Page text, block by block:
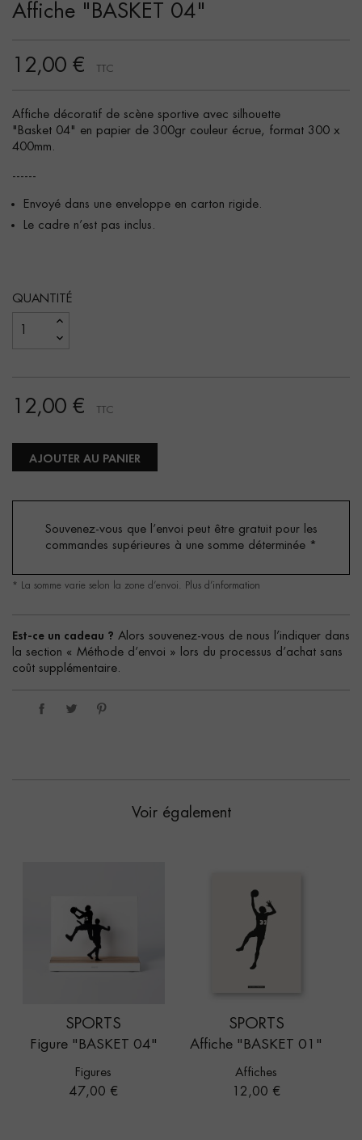
Affiche "BASKET 04"
12,00 € TTC
Affiche décoratif de scène sportive avec silhouette
"Basket 04" en papier de 300gr couleur écrue, format 300 x
400mm.
------
Envoyé dans une enveloppe en carton rigide.
Le cadre n’est pas inclus.
QUANTITÉ
12,00 € TTC
AJOUTER AU PANIER
Souvenez-vous que l’envoi peut être gratuit pour les
commandes supérieures à une somme déterminée *
* La somme varie selon la zone d’envoi. Plus d’information
Est-ce un cadeau ? Alors souvenez-vous de nous l’indiquer dans
la section « Méthode d’envoi » lors du processus d’achat sans
coût supplémentaire.
Voir également
SPORTS
Figure "BASKET 04"
Figures
Prix
47,00 €
SPORTS
Affiche "BASKET 01"
Affiches
Prix
12,00 €